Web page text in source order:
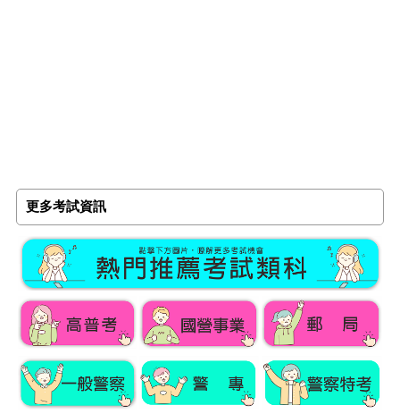
更多考試資訊